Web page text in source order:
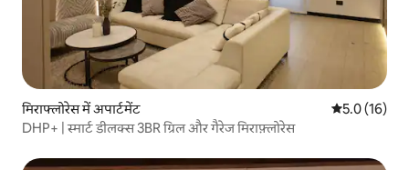
मिराफ्लोरेस में अपार्टमेंट औसत रेटिंग 5
5.0 (16)
DHP+ | स्मार्ट डीलक्स 3BR ग्रिल और गैरेज मिराफ़्लोरेस